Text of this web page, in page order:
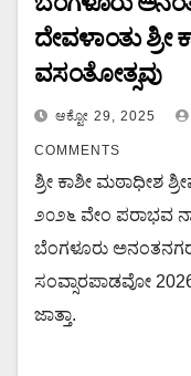
ದೇವಳಾಂತು
ವಸಂತೋತ್ಸವು
ಆಕ್ಟೋ 29, 2025
COMMENTS
ಶ್ರೀ ಕಾಶೀ ಮಠಾಧೀಶ
೨೦೨೬ ವೇಂ ಪರಾಭವ
ಬೆಂಗಳೂರು
ಸಂವ್ಸಾರಪಾಡವೋ
ಜಾತ್ತಾ.